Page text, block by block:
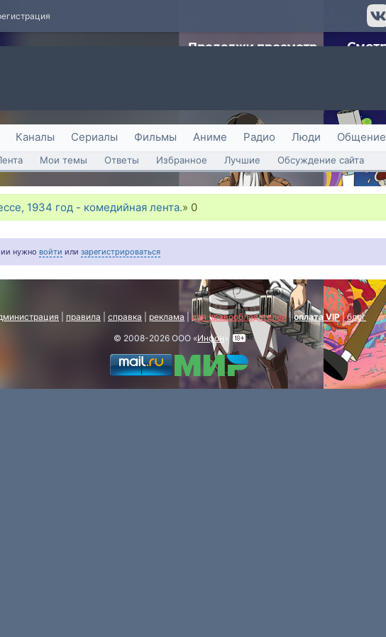
Каналы Сериалы Фильмы Аниме Радио Люди Общение
Мои темы Ответы Избранное Лучшие Обсуждение сайта
1934 год - комедийная лента.» 0
нужно войти или зарегистрироваться
правила справка реклама для правообладателей|оплата VIP|блог
© 2008-2026 ООО «Инфон»